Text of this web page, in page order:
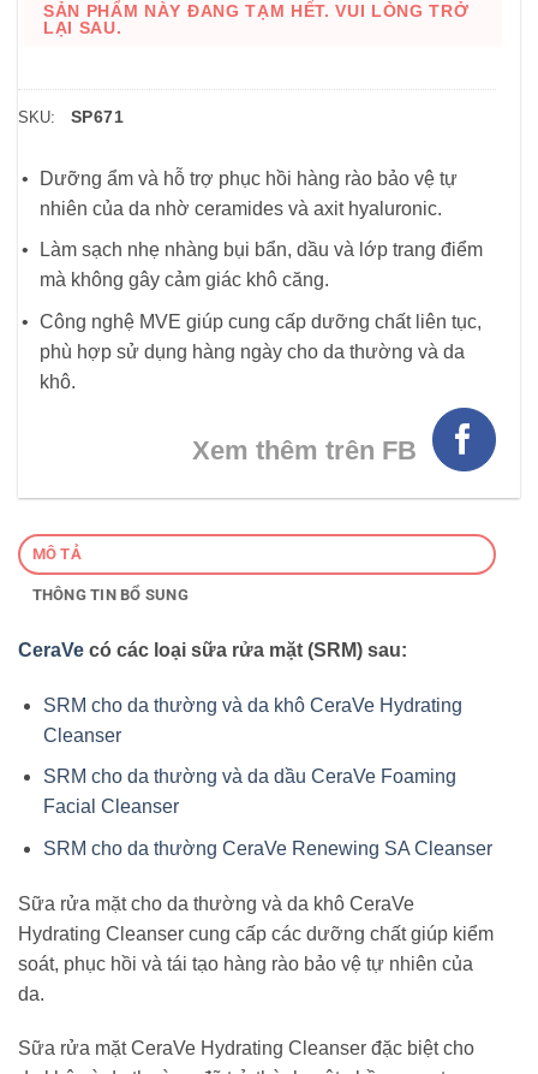
SẢN PHẨM NÀY ĐANG TẠM HẾT. VUI LÒNG TRỞ
LẠI SAU.
SKU: SP671
Dưỡng ẩm và hỗ trợ phục hồi hàng rào bảo vệ tự
nhiên của da nhờ ceramides và axit hyaluronic.
Làm sạch nhẹ nhàng bụi bẩn, dầu và lớp trang điểm
mà không gây cảm giác khô căng.
Công nghệ MVE giúp cung cấp dưỡng chất liên tục,
phù hợp sử dụng hàng ngày cho da thường và da
khô.
Xem thêm trên FB
MÔ TẢ
THÔNG TIN BỔ SUNG
CeraVe có các loại sữa rửa mặt (SRM) sau:
SRM cho da thường và da khô CeraVe Hydrating
Cleanser
SRM cho da thường và da dầu CeraVe Foaming
Facial Cleanser
SRM cho da thường CeraVe Renewing SA Cleanser
Sữa rửa mặt cho da thường và da khô CeraVe
Hydrating Cleanser cung cấp các dưỡng chất giúp kiểm
soát, phục hồi và tái tạo hàng rào bảo vệ tự nhiên của
da.
Sữa rửa mặt CeraVe Hydrating Cleanser đặc biệt cho